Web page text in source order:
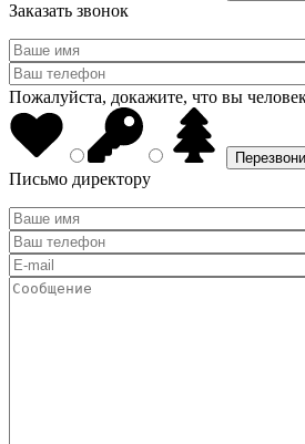
Заказать звонок
Пожалуйста, докажите, что вы
Письмо директору